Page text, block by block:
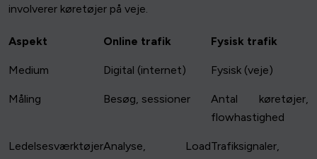
involverer køretøjer på veje.
Aspekt Online trafik Fysisk trafik
Medium Digital (internet) Fysisk (veje)
Måling Besøg, sessioner
Antal køretøjer,
flowhastighed
LedelsesværktøjerAnalyse, LoadTrafiksignaler,